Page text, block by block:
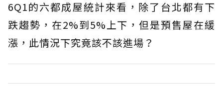
6Q1的六都成屋統計來看，除了台北都有下
跌趨勢，在2%到5%上下，但是預售屋在緩
漲，此情況下究竟該不該進場？